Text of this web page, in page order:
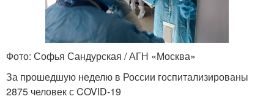
Фото: Софья Сандурская / АГН «Москва»
За прошедшую неделю в России госпитализированы
2875 человек с COVID-19